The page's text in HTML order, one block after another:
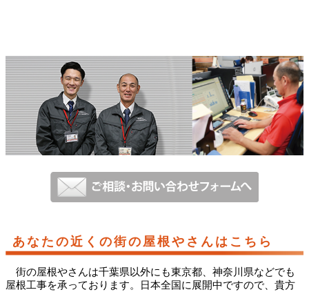
あなたの近くの街の屋根やさんはこちら
街の屋根やさんは千葉県以外にも東京都、神奈川県などでも
屋根工事を承っております。日本全国に展開中ですので、貴方